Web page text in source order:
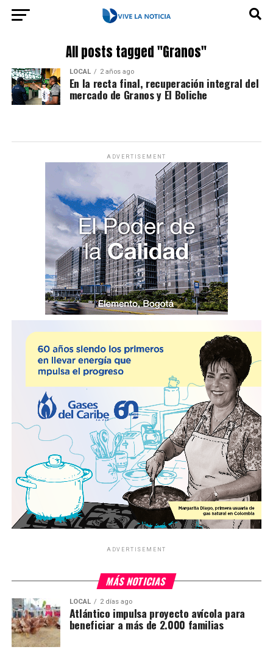
All posts tagged "Granos"
LOCAL 2 años ago
En la recta final, recuperación integral del
mercado de Granos y El Boliche
ADVERTISEMENT
ADVERTISEMENT
MÁS NOTICIAS
LOCAL 2 días ago
Atlántico impulsa proyecto avícola para
beneficiar a más de 2.000 familias